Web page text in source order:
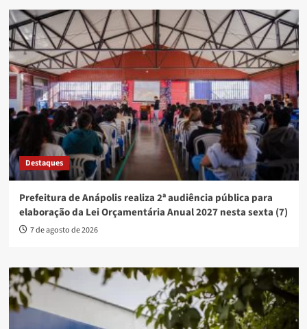
Destaques
Prefeitura de Anápolis realiza 2ª audiência pública para
elaboração da Lei Orçamentária Anual 2027 nesta sexta (7)
7 de agosto de 2026